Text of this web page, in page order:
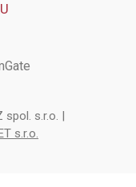
spol. s.r.o. |
s.r.o.